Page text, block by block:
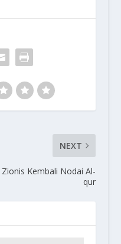
NEXT
Zionis Kembali Nodai Al-
qur